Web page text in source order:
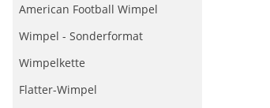
American Football Wimpel
Wimpel - Sonderformat
Wimpelkette
Flatter-Wimpel